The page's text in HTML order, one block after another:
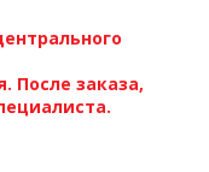
После заказа,